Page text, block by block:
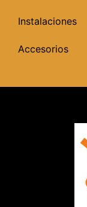
Instalaciones
Accesorios